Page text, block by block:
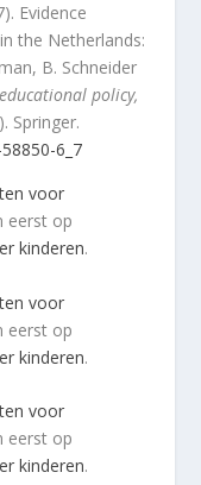
Evidence
the Netherlands:
B. Schneider
policy,
Springer.
6_7
voor
eerst op
kinderen.
voor
eerst op
kinderen.
voor
eerst op
kinderen.